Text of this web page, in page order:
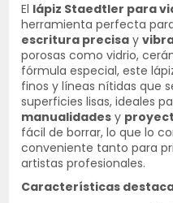
El lápiz Staedtler para
herramienta perfecta
escritura precisa y
porosas como vidrio,
fórmula especial, este
finos y líneas nítidas que
superficies lisas, ideales
manualidades y
fácil de borrar, lo que lo
conveniente tanto para
artistas profesionales.
Características